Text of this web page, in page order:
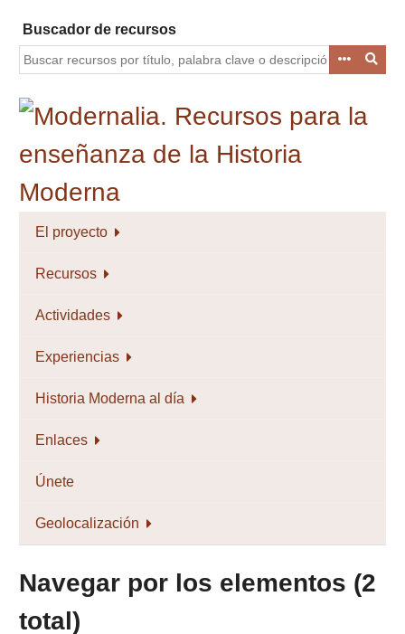
contenido
principal
Buscador de recursos
El proyecto
Recursos
Actividades
Experiencias
Historia Moderna al día
Enlaces
Únete
Geolocalización
Navegar por los elementos (2
total)